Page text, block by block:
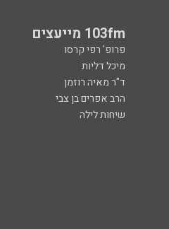
103fm מייעצים
פרופ' רפי קרסו
מיכל דליות
ד"ר מאיה רוזמן
הרב אפרים בן צבי
שיחות לילה